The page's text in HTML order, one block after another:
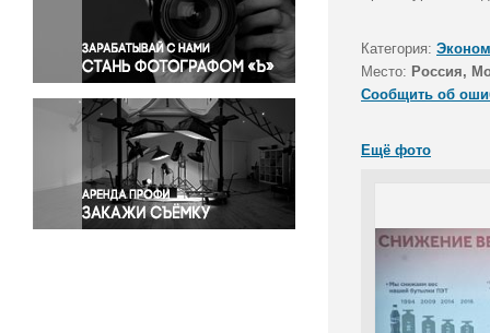
Правосудие
Происшествия и конфликты
Религия
Светская жизнь
Спорт
Экология
Экономика и бизнес
Категория:
Место: Россия,
Сообщить об
Ещё фото